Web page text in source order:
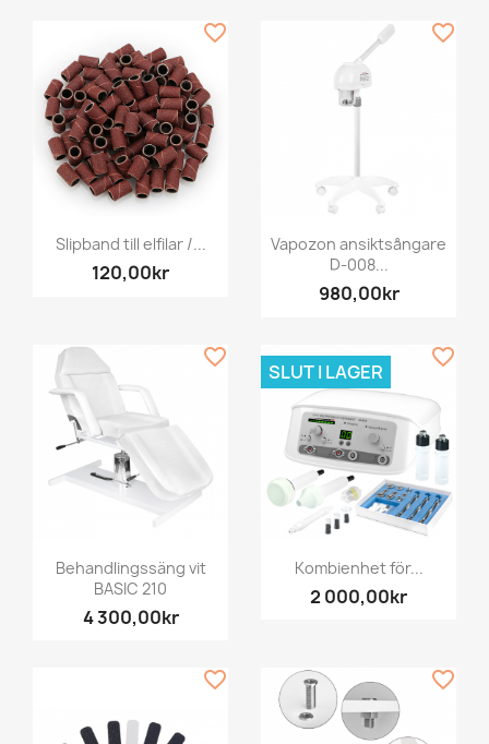
Slipband till elfilar /...
120,00kr
favorite_border
Vapozon ansiktsångare
D-008...
980,00kr
favorite_border
Behandlingssäng vit
BASIC 210
4 300,00kr
favorite_border
Kombienhet för...
2 000,00kr
SLUT I LAGER
favorite_border
favorite_border favorite_border